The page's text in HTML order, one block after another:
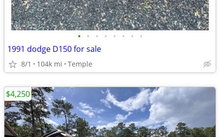
• • • • • • • •
1991 dodge D150 for sale
8/1 104k mi Temple
$4,250